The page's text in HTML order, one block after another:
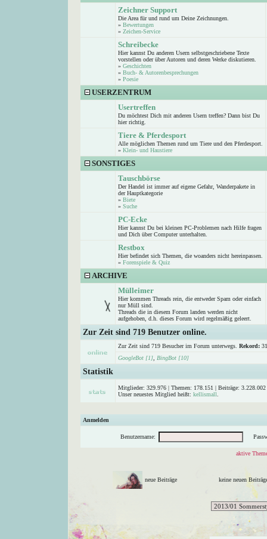
Zeichner Support
Die Area für und rund um Deine Zeichnungen.
» Bewertungen
» Zeichen-Service
Schreibecke
Hier kannst Du anderen Usern selbstgeschriebene Texte
vorstellen oder über Autoren und deren Werke diskutieren.
» Geschichten
» Buch- & Autorenbesprechungen
» Poesie
USERZENTRUM
Usertreffen
Du möchtest Dich mit anderen Usern treffen? Dann bist Du
hier richtig.
Tiere & Pferdesport
Alle möglichen Themen rund um Tiere und den Pferdesport.
» Klein- und Haustiere
SONSTIGES
Tauschbörse
Der Handel ist immer auf eigene Gefahr, Wanderpakete in
der Hauptkategorie
» Biete
» Suche
PC-Ecke
Hier kannst Du bei kleinen PC-Problemen nach Hilfe fragen
und Dich über Computer unterhalten.
Restbox
Hier befindet sich Themen, die woanders nicht hereinpassen.
» Forenspiele & Quiz
ARCHIVE
Mülleimer
Hier kommen Threads rein, die entweder Spam oder einfach
nur Müll sind.
Threads die in diesem Forum landen werden nicht
aufgehoben, d.h. dieses Forum wird regelmäßig geleert.
Zur Zeit sind 719 Benutzer online.
Zur Zeit sind 719 Besucher im Forum unterwegs. Rekord:
GoogleBot [1]
BingBot [10]
Statistik
Mitglieder: 329.976 | Themen: 178.151 | Beiträge:
Unser neuestes Mitglied heißt: kellismall
Anmelden
Benutzername:
aktive
neue Beiträge keine neuen